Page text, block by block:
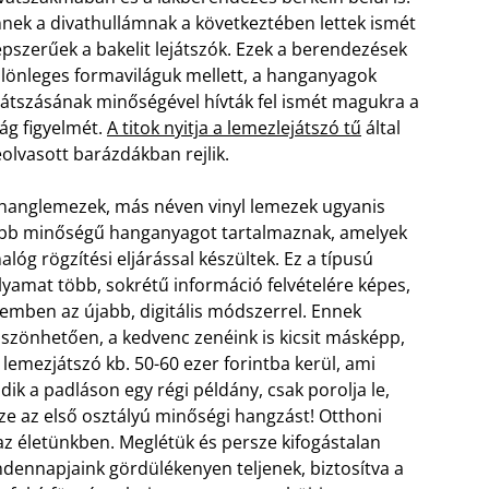
a divathullámnak a következtében lettek ismét
a bakelit lejátszók. Ezek a berendezések
formaviláguk mellett, a hanganyagok
minőségével hívták fel ismét magukra a
figyelmét. A titok nyitja a lemezlejátszó tű által
barázdákban rejlik.
más néven vinyl lemezek ugyanis
minőségű hanganyagot tartalmaznak, amelyek
rögzítési eljárással készültek. Ez a típusú
több, sokrétű információ felvételére képes,
az újabb, digitális módszerrel. Ennek
a kedvenc zenéink is kicsit másképp,
kb. 50-60 ezer forintba kerül, ami
a padláson egy régi példány, csak porolja le,
az első osztályú minőségi hangzást! Otthoni
életünkben. Meglétük és persze kifogástalan
gördülékenyen teljenek, biztosítva a